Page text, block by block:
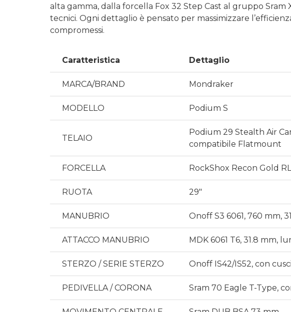
alta gamma, dalla forcella Fox 32 Step Cast al gruppo Sram
tecnici. Ogni dettaglio è pensato per massimizzare
compromessi.
Caratteristica Dettaglio
MARCA/BRAND Mondraker
MODELLO Podium S
TELAIO
Podium 29 Stealth Air
compatibile Flatmount
FORCELLA RockShox Recon Gold
RUOTA 29″
MANUBRIO Onoff S3 6061, 760 mm,
ATTACCO MANUBRIO MDK 6061 T6, 31.8 mm,
STERZO / SERIE STERZO Onoff IS42/IS52, con
PEDIVELLA / CORONA Sram 70 Eagle T-Type,